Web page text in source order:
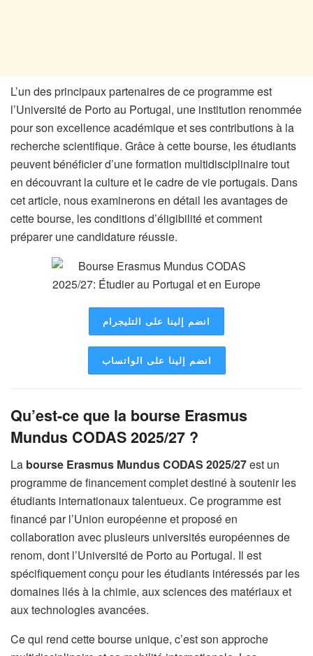
L’un des principaux partenaires de ce programme est
l’Université de Porto au Portugal, une institution renommée
pour son excellence académique et ses contributions à la
recherche scientifique. Grâce à cette bourse, les étudiants
peuvent bénéficier d’une formation multidisciplinaire tout
en découvrant la culture et le cadre de vie portugais. Dans
cet article, nous examinerons en détail les avantages de
cette bourse, les conditions d’éligibilité et comment
préparer une candidature réussie.
انضم إلينا على التليجرام
انضم إلينا على الواتساب
Qu’est-ce que la bourse Erasmus
Mundus CODAS 2025/27 ?
La bourse Erasmus Mundus CODAS 2025/27est un
programme de financement complet destiné à soutenir les
étudiants internationaux talentueux. Ce programme est
financé par l’Union européenne et proposé en
collaboration avec plusieurs universités européennes de
renom, dont l’Université de Porto au Portugal. Il est
spécifiquement conçu pour les étudiants intéressés par les
domaines liés à la chimie, aux sciences des matériaux et
aux technologies avancées.
Ce qui rend cette bourse unique, c’est son approche